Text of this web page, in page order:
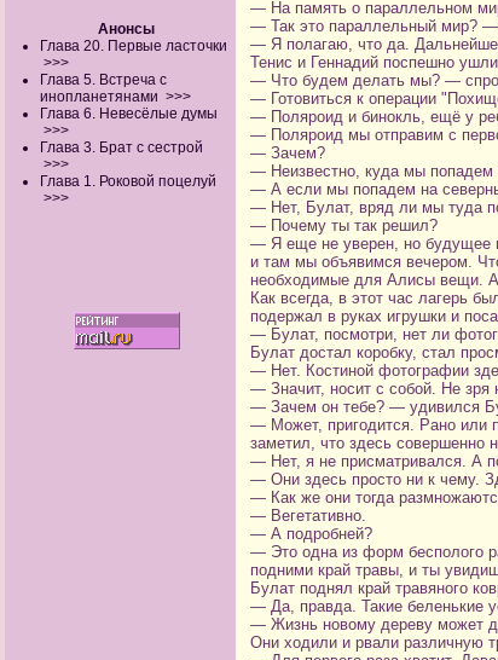
Анонсы
Глава 20. Первые ласточки
>>>
Глава 5. Встреча с
инопланетянами >>>
Глава 6. Невесёлые думы
>>>
Глава 3. Брат с сестрой
>>>
Глава 1. Роковой поцелуй
>>>
— На память о параллельном
— Так это параллельный мир? —
— Я полагаю, что да.
Тенис и Геннадий поспешно
— Что будем делать мы? —
— Готовиться к операции
— Поляроид и бинокль, ещё у
— Поляроид мы отправим с
— Зачем?
— Неизвестно, куда мы попадем
— А если мы попадем на
— Нет, Булат, вряд ли мы туда
— Почему ты так решил?
— Я еще не уверен, но будущее
и там мы объявимся вечером.
необходимые для Алисы вещи. А
Как всегда, в этот час лагерь
подержал в руках игрушки и
— Булат, посмотри, нет ли
Булат достал коробку, стал
— Нет. Костиной фотографии
— Значит, носит с собой. Не зря
— Зачем он тебе? — удивился
— Может, пригодится. Рано или
заметил, что здесь совершенно
— Нет, я не присматривался. А
— Они здесь просто ни к чему.
— Как же они тогда
— Вегетативно.
— А подробней?
— Это одна из форм бесполого
подними край травы, и ты
Булат поднял край травяного
— Да, правда. Такие беленькие
— Жизнь новому дереву может
Они ходили и рвали различную